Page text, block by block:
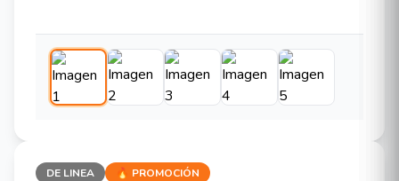
DE LINEA 🔥 PROMOCIÓN